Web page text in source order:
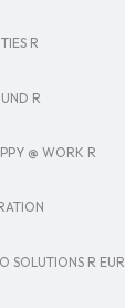
R
R
@ WORK R
SOLUTIONS R EUR